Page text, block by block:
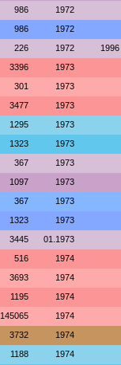
986 1972
986 1972
226 1972 1996
3396 1973
301 1973
3477 1973
1295 1973
1323 1973
367 1973
1097 1973
367 1973
1323 1973
3445 01.1973
516 1974
3693 1974
1195 1974
145065 1974
3732 1974
1188 1974